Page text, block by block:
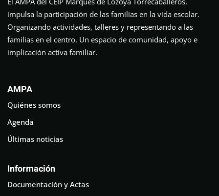
impulsa la participación de las familias en la vida escolar.
Organizando actividades, talleres y representando a las
familias en el centro. Un espacio de comunidad, apoyo e
implicación activa familiar.
AMPA
Quiénes somos
Agenda
Últimas noticias
Información
Documentación y Actas